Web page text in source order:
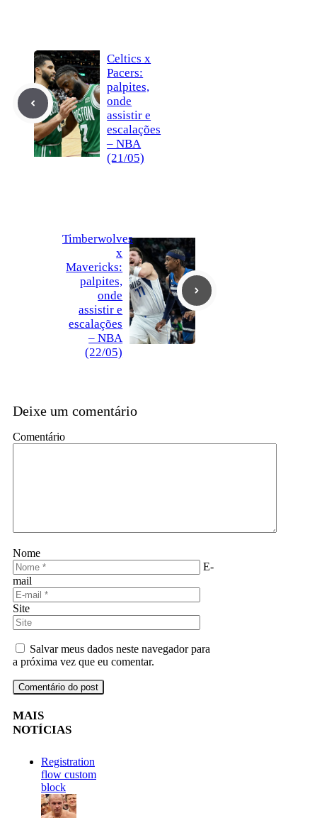
Celtics x
Pacers:
palpites,
onde
assistir e
escalações
– NBA
(21/05)
Timberwolves
x
Mavericks:
palpites,
onde
assistir e
escalações
– NBA
(22/05)
Deixe um comentário
Comentário
Nome
E-
mail
Site
Salvar meus dados neste navegador para
a próxima vez que eu comentar.
MAIS
NOTÍCIAS
Registration
flow custom
block